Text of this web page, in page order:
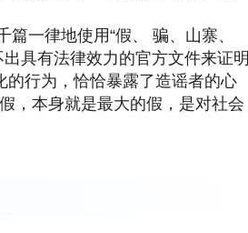
一律地使用“假、 骗、山寨、
具有法律效力的官方文件来证明
行为，恰恰暴露了造谣者的心
，本身就是最大的假，是对社会